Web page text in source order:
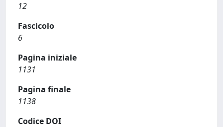
12
Fascicolo
6
Pagina iniziale
1131
Pagina finale
1138
Codice DOI